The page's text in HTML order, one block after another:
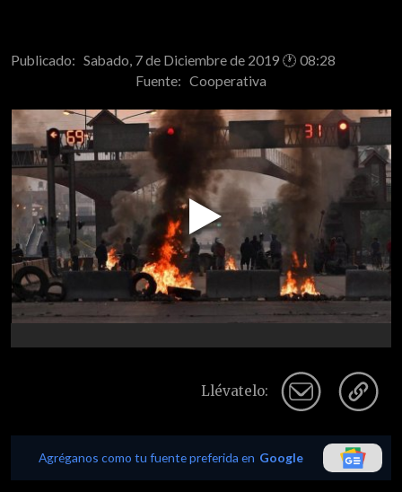
Publicado: Sabado, 7 de Diciembre de 2019 🕐 08:28
Fuente: Cooperativa
Play
Video
Llévatelo:
Agréganos como tu fuente preferida en Google